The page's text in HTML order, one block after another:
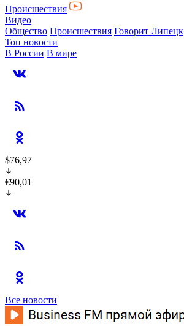
Происшествия
Видео
Общество Происшествия Говорит Липецк
Топ новости
В России В мире
$76,97
€90,01
Все новости